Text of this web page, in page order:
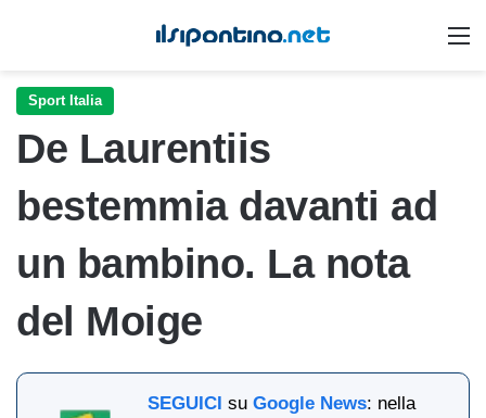
Sport Italia
De Laurentiis
bestemmia davanti ad
un bambino. La nota
del Moige
SEGUICI suGoogle News: nella